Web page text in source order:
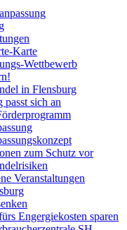
Karte
Wettbewerb
in Flensburg
passt sich an
zum Schutz vor
Veranstaltungen
Engergiekosten sparen